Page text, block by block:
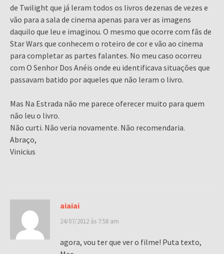
de Twilight que já leram todos os livros dezenas de vezes e
vão para a sala de cinema apenas para ver as imagens
daquilo que leu e imaginou. O mesmo que ocorre com fãs de
Star Wars que conhecem o roteiro de cor e vão ao cinema
para completar as partes falantes. No meu caso ocorreu
com O Senhor Dos Anéis onde eu identificava situações que
passavam batido por aqueles que não leram o livro.
Mas Na Estrada não me parece oferecer muito para quem
não leu o livro.
Não curti. Não veria novamente. Não recomendaria.
Abraço,
Vinicius
aiaiai
24/07/2012 às 7:58 am
agora, vou ter que ver o filme! Puta texto,